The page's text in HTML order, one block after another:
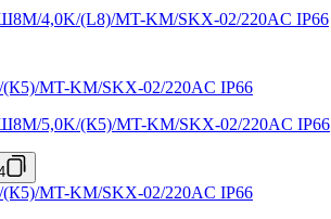
4,0K/(L8)/MT-KM/SKX-02/220AC IP66
5,0K/(К5)/MT-KM/SKX-02/220AC IP66